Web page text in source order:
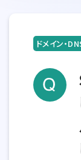
ドメイン・